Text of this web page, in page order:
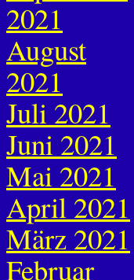
2021
August
2021
Juli 2021
Juni 2021
Mai 2021
April 2021
März 2021
Februar